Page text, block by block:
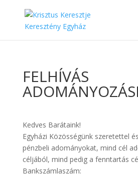
FELHÍVÁS
Kedves Barátaink!
Egyházi Közösségünk szeretettel
pénzbeli adományokat, mind cél
céljából, mind pedig a fenntartás
Bankszámlaszám: